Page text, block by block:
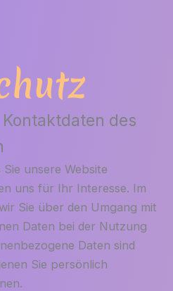
des
unsere Website
uns für Ihr Interesse. Im
Sie über den Umgang mit
Daten bei der Nutzung
Daten sind
Sie persönlich